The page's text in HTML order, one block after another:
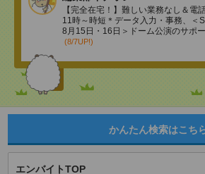
【完全在宅！】難しい業務なし＆電
11時～時短＊データ入力・事務、＜
8月15日・16日＞ドーム公演のサポ
(8/7UP!)
かんたん検索はこち
エンバイトTOP